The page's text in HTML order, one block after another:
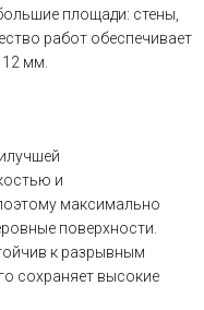
площади: стены,
работ обеспечивает
мм.
и
максимально
поверхности.
к разрывным
сохраняет высокие